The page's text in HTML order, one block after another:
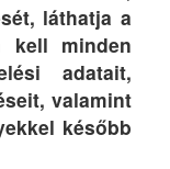
láthatja a
kell minden
adatait,
valamint
később